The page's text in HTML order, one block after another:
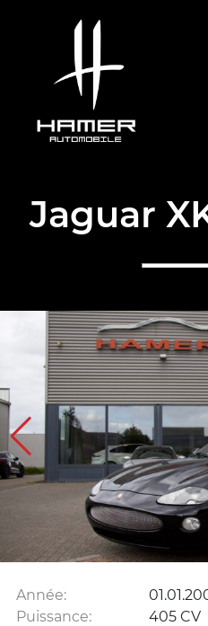
Jaguar
Année:
Puissance:
405 CV